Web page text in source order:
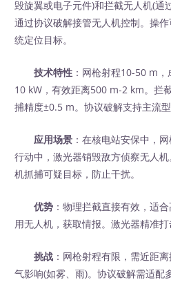
毁旋翼或电子元件)和拦截无人机(通
通过协议破解接管无人机控制。操
统定位目标。
技术特性 ：网枪射程10-50 m
10 kW，有效距离500 m-2 km。拦
捕精度±0.5 m。协议破解支持主流型
应用场景 ：在核电站安保中，
行动中，激光器销毁敌方侦察无人
机抓捕可疑目标，防止干扰。
优势 ：物理拦截直接有效，适
用无人机，获取情报。激光器精准打
挑战 ：网枪射程有限，需近距
气影响(如雾、雨)。协议破解需适配